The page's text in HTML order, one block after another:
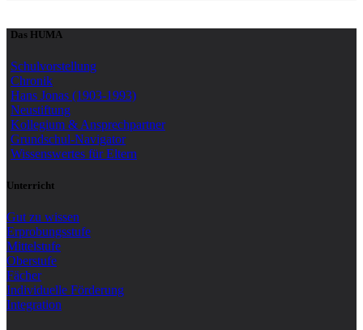
Das HUMA
Schulvorstellung
Chronik
Hans Jonas (1903-1993)
Neustiftung
Kollegium & Ansprechpartner
Grundschul-Navigator
Wissenswertes für Eltern
Unterricht
Gut zu wissen
Erprobungsstufe
Mittelstufe
Oberstufe
Fächer
Individuelle Förderung
Integration